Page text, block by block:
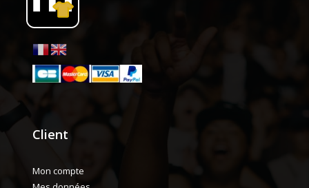
Client
Mon compte